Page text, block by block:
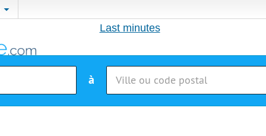
Last minutes
à